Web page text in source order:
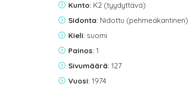
Kunto: K2 (tyydyttävä)
Sidonta: Nidottu (pehmeäkantinen)
Kieli: suomi
Painos: 1
Sivumäärä: 127
Vuosi: 1974